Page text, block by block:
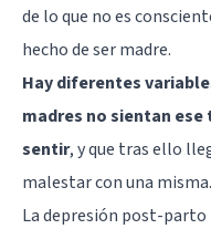
de lo que no es
hecho de ser madre.
Hay diferentes
madres no sientan
sentir, y que tras ello
malestar con una misma.
La depresión post-parto